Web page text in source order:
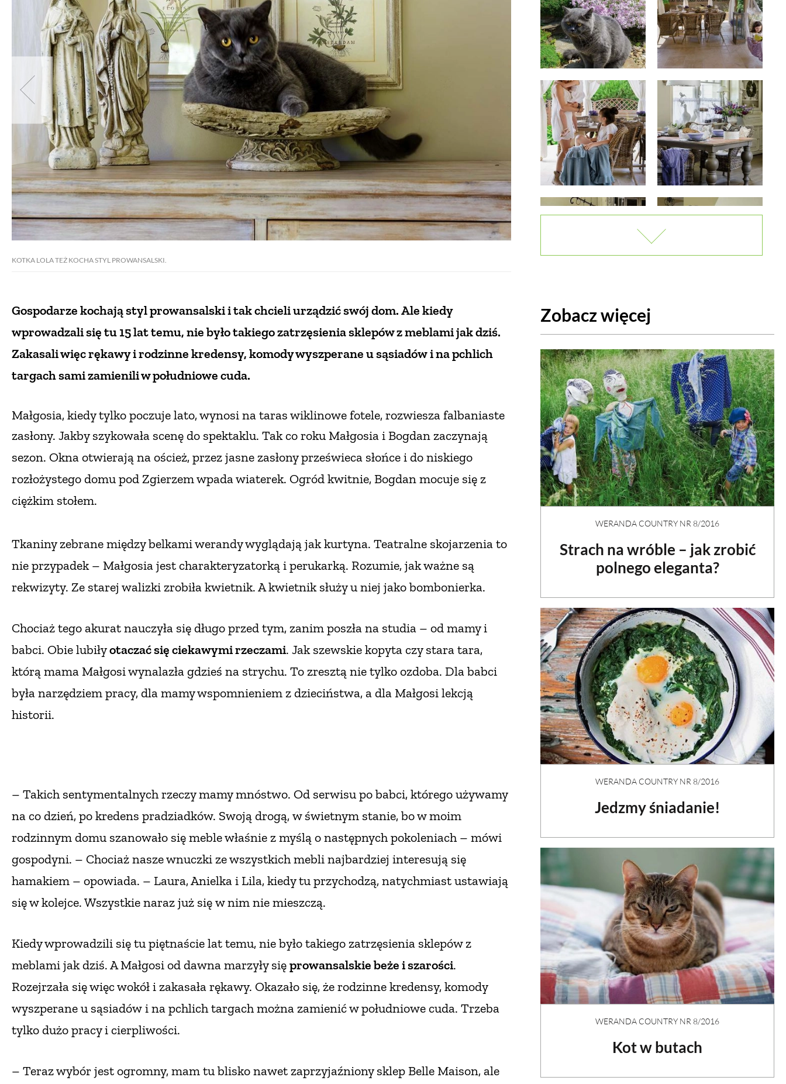
KOTKA LOLA TEŻ KOCHA STYL PROWANSALSKI.
Gospodarze kochają styl prowansalski i tak chcieli urządzić swój dom.Ale kiedy
wprowadzali się tu 15 lat temu, nie było takiego zatrzęsienia sklepów z meblami jak dziś.
Zakasali więc rękawy i rodzinne kredensy, komody wyszperane u sąsiadówi na pchlich
targach sami zamienili w południowe cuda.
Małgosia, kiedy tylko poczuje lato, wynosi na taras wiklinowe fotele, rozwiesza falbaniaste
zasłony. Jakby szykowała scenę do spektaklu. Tak co roku Małgosia i Bogdan zaczynają
sezon. Okna otwierają na oścież, przez jasne zasłony prześwieca słońcei do niskiego
rozłożystego domu pod Zgierzem wpada wiaterek. Ogród kwitnie, Bogdan mocuje się z
ciężkim stołem.
Tkaniny zebrane między belkami werandy wyglądają jak kurtyna. Teatralne skojarzenia to
nie przypadek – Małgosia jest charakteryzatorką i perukarką. Rozumie, jak ważne są
rekwizyty. Ze starej walizki zrobiła kwietnik. A kwietnik służy u niej jako bombonierka.
Chociaż tego akurat nauczyła się długo przed tym, zanim poszła na studia – od mamy i
babci. Obie lubiłyotaczać się ciekawymi rzeczami. Jak szewskie kopyta czy stara tara,
którą mama Małgosi wynalazła gdzieś na strychu. To zresztą nie tylko ozdoba. Dla babci
była narzędziem pracy, dla mamy wspomnieniem z dzieciństwa, a dla Małgosi lekcją
historii.
– Takich sentymentalnych rzeczy mamy mnóstwo. Od serwisu po babci, którego używamy
na co dzień, po kredens pradziadków. Swoją drogą,w świetnym stanie, bo w moim
rodzinnym domu szanowało się meble właśnie z myślą o następnych pokoleniach – mówi
gospodyni. – Chociaż nasze wnuczki ze wszystkich mebli najbardziej interesują się
hamakiem – opowiada. – Laura, Anielka i Lila, kiedy tu przychodzą, natychmiast ustawiają
się w kolejce. Wszystkie naraz już sięw nim nie mieszczą.
Kiedy wprowadzili się tu piętnaście lat temu, nie było takiego zatrzęsienia sklepów z
meblami jak dziś. A Małgosi od dawna marzyły sięprowansalskie beże i szarości.
Rozejrzała się więc wokół i zakasała rękawy. Okazało się, że rodzinne kredensy, komody
wyszperane u sąsiadówi na pchlich targach można zamienić w południowe cuda. Trzeba
tylko dużo pracy i cierpliwości.
– Teraz wybór jest ogromny, mam tu blisko nawet zaprzyjaźniony sklep Belle Maison, ale
Zobacz więcej
WERANDA COUNTRY NR 8/2016
Strach na wróble – jak zrobić
polnego eleganta?
WERANDA COUNTRY NR 8/2016
Jedzmy śniadanie!
WERANDA COUNTRY NR 8/2016
Kot w butach